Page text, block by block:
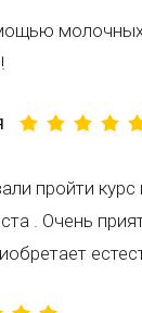
пройти
. Очень